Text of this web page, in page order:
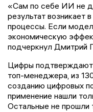
«Сам по себе ИИ не
результат возникает
процессы. Если
экономическую
подчеркнул Дмитрий
Цифры подтверждают
топ-менеджера, из
созданию цифровых
применение нашли
Остальные не прошли